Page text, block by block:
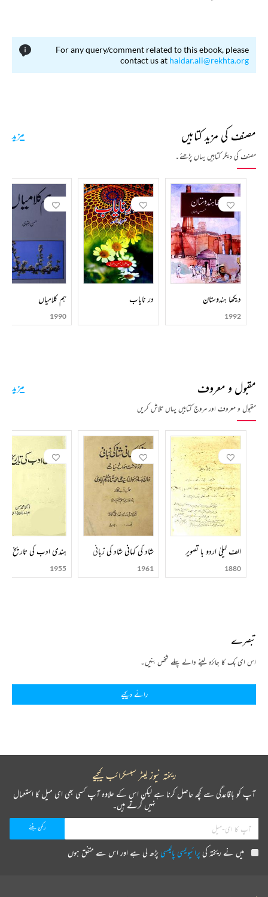
For any query/comment related to this ebook, please
contact us at haidar.ali@rekhta.org
مصنف کی مزید کتابیں
مصنف کی دیگر کتابیں یہاں پڑھئے۔
مزید
دیکھا ہندوستان
1992
در نایاب ہم کلامیاں
1990
مقبول و معروف
مقبول و معروف اور مروج کتابیں یہاں تلاش کریں
مزید
الف لیلیٰ اردو با تصویر
1880
شاد کی کہانی شاد کی زبانی
1961
ہندی ادب کی تاریخ
1955
تبصرے
اس ای بک کا جائزہ لینے والے پہلے شخص بنیں۔
رائے دیجیے
ریختہ نیوز لیٹر سبسکرائب کیجیے
آپ کو باقاعدگی سے کچھ حاصل کرنا ہے لیکن اس کے علاوہ آپ کسی بھی ای میل کا استعمال
نہیں کرتے ہیں۔
میں نے ریختہ کیپرائیویسی پالیسیپڑھ لی ہے اور اس سے متفق ہوں